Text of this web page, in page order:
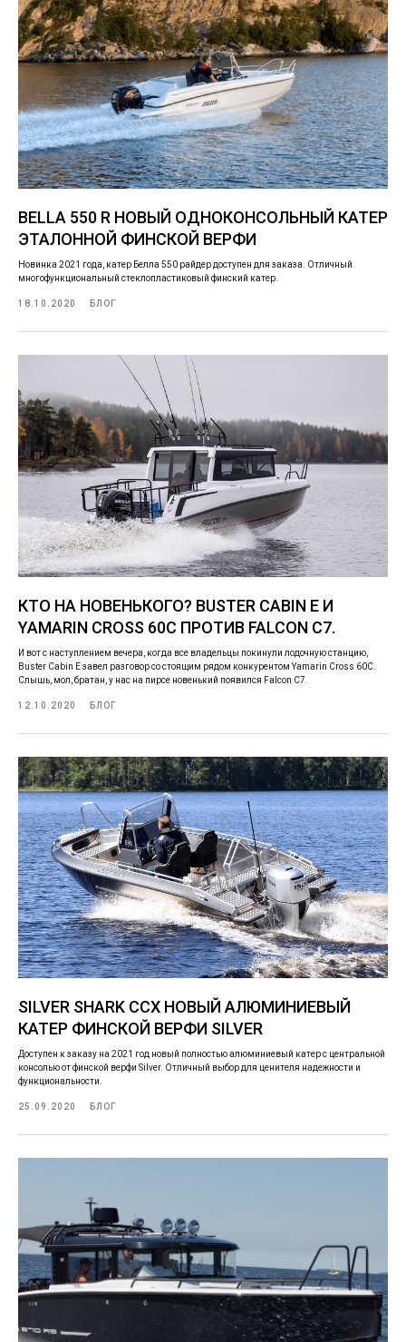
BELLA 550 R НОВЫЙ ОДНОКОНСОЛЬНЫЙ КАТЕР
ЭТАЛОННОЙ ФИНСКОЙ ВЕРФИ
Новинка 2021 года, катер Белла 550 райдер доступен для заказа. Отличный
многофункциональный стеклопластиковый финский катер.
18.10.2020 БЛОГ
КТО НА НОВЕНЬКОГО? BUSTER CABIN E И
YAMARIN CROSS 60C ПРОТИВ FALCON C7.
И вот с наступлением вечера, когда все владельцы покинули лодочную станцию,
Buster Cabin E завел разговор со стоящим рядом конкурентом Yamarin Cross 60C.
Слышь, мол, братан, у нас на пирсе новенький появился Falcon C7.
12.10.2020 БЛОГ
SILVER SHARK CCX НОВЫЙ АЛЮМИНИЕВЫЙ
КАТЕР ФИНСКОЙ ВЕРФИ SILVER
Доступен к заказу на 2021 год новый полностью алюминиевый катер с центральной
консолью от финской верфи Silver. Отличный выбор для ценителя надежности и
функциональности.
25.09.2020 БЛОГ